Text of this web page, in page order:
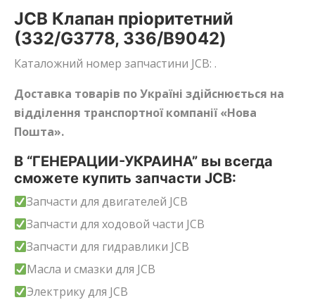
JCB Клапан пріоритетний
(332/G3778, 336/B9042)
Каталожний номер запчастини JCB: .
Доставка товарів по Україні здійснюється на
відділення транспортної компанії «Нова
Пошта».
В “ГЕНЕРАЦИИ-УКРАИНА” вы всегда
сможете купить запчасти JCB:
Запчасти для двигателей JCB
Запчасти для ходовой части JCB
Запчасти для гидравлики JCB
Масла и смазки для JCB
Электрику для JCB